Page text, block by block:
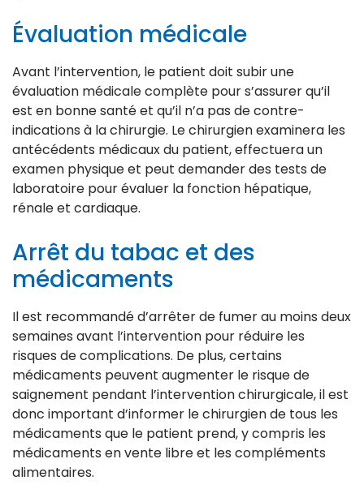
Évaluation médicale
Avant l’intervention, le patient doit subir une
évaluation médicale complète pour s’assurer qu’il
est en bonne santé et qu’il n’a pas de contre-
indications à la chirurgie. Le chirurgien examinera les
antécédents médicaux du patient, effectuera un
examen physique et peut demander des tests de
laboratoire pour évaluer la fonction hépatique,
rénale et cardiaque.
Arrêt du tabac et des
médicaments
Il est recommandé d’arrêter de fumer au moins deux
semaines avant l’intervention pour réduire les
risques de complications. De plus, certains
médicaments peuvent augmenter le risque de
saignement pendant l’intervention chirurgicale, il est
donc important d’informer le chirurgien de tous les
médicaments que le patient prend, y compris les
médicaments en vente libre et les compléments
alimentaires.